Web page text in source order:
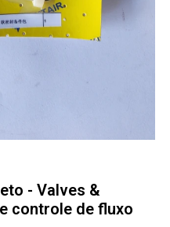
- Valves &
controle de fluxo